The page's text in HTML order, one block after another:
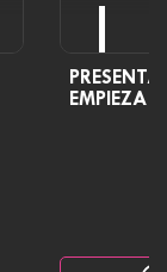
EMPIEZA